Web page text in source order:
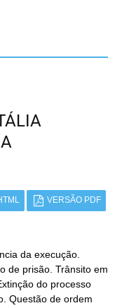
VERSÃO PDF
da execução.